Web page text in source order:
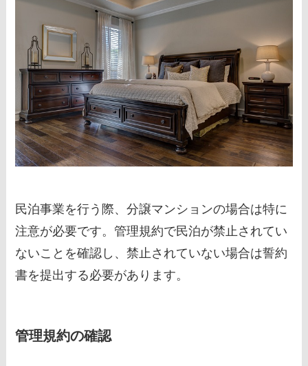
民泊事業を行う際、分譲マンションの場合は特に
注意が必要です。管理規約で民泊が禁止されてい
ないことを確認し、禁止されていない場合は誓約
書を提出する必要があります。
管理規約の確認